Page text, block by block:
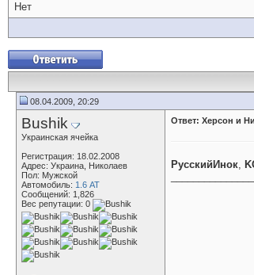
Нет
08.04.2009, 20:29
Bushik
Украинская ячейка
Регистрация: 18.02.2008
Адрес: Украина, Николаев
Пол: Мужской
Автомобиль: 1.6 АТ
Сообщений: 1,826
Вес репутации: 0
Ответ: Херсон и
РусскийИнок,